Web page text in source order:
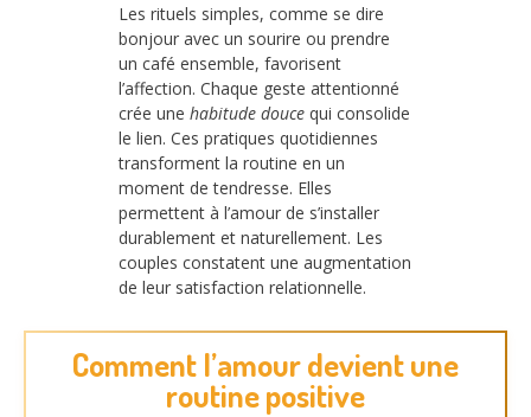
Les rituels simples, comme se dire
bonjour avec un sourire ou prendre
un café ensemble, favorisent
l’affection. Chaque geste attentionné
crée une habitude douce qui consolide
le lien. Ces pratiques quotidiennes
transforment la routine en un
moment de tendresse. Elles
permettent à l’amour de s’installer
durablement et naturellement. Les
couples constatent une augmentation
de leur satisfaction relationnelle.
Comment l’amour devient une
routine positive